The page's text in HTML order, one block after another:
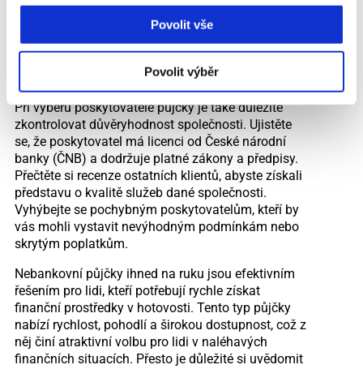
Povolit vše
Povolit výběr
mohou výrazně lišit. Pomocí online srovnávačů
půjček můžete snadno porovnat úrokové sazby,
RPSN a další podmínky jednotlivých poskytovatelů
odpovídá vašim potřebám.
Při výběru poskytovatele půjčky je také důležité
zkontrolovat důvěryhodnost společnosti. Ujistěte
se, že poskytovatel má licenci od České národní
banky (ČNB) a dodržuje platné zákony a předpisy.
Přečtěte si recenze ostatních klientů, abyste získali
představu o kvalitě služeb dané společnosti.
Vyhýbejte se pochybným poskytovatelům, kteří by
vás mohli vystavit nevýhodným podmínkám nebo
skrytým poplatkům.
Nebankovní půjčky ihned na ruku jsou efektivním
řešením pro lidi, kteří potřebují rychle získat
finanční prostředky v hotovosti. Tento typ půjčky
nabízí rychlost, pohodlí a širokou dostupnost, což z
něj činí atraktivní volbu pro lidi v naléhavých
finančních situacích. Přesto je důležité si uvědomit